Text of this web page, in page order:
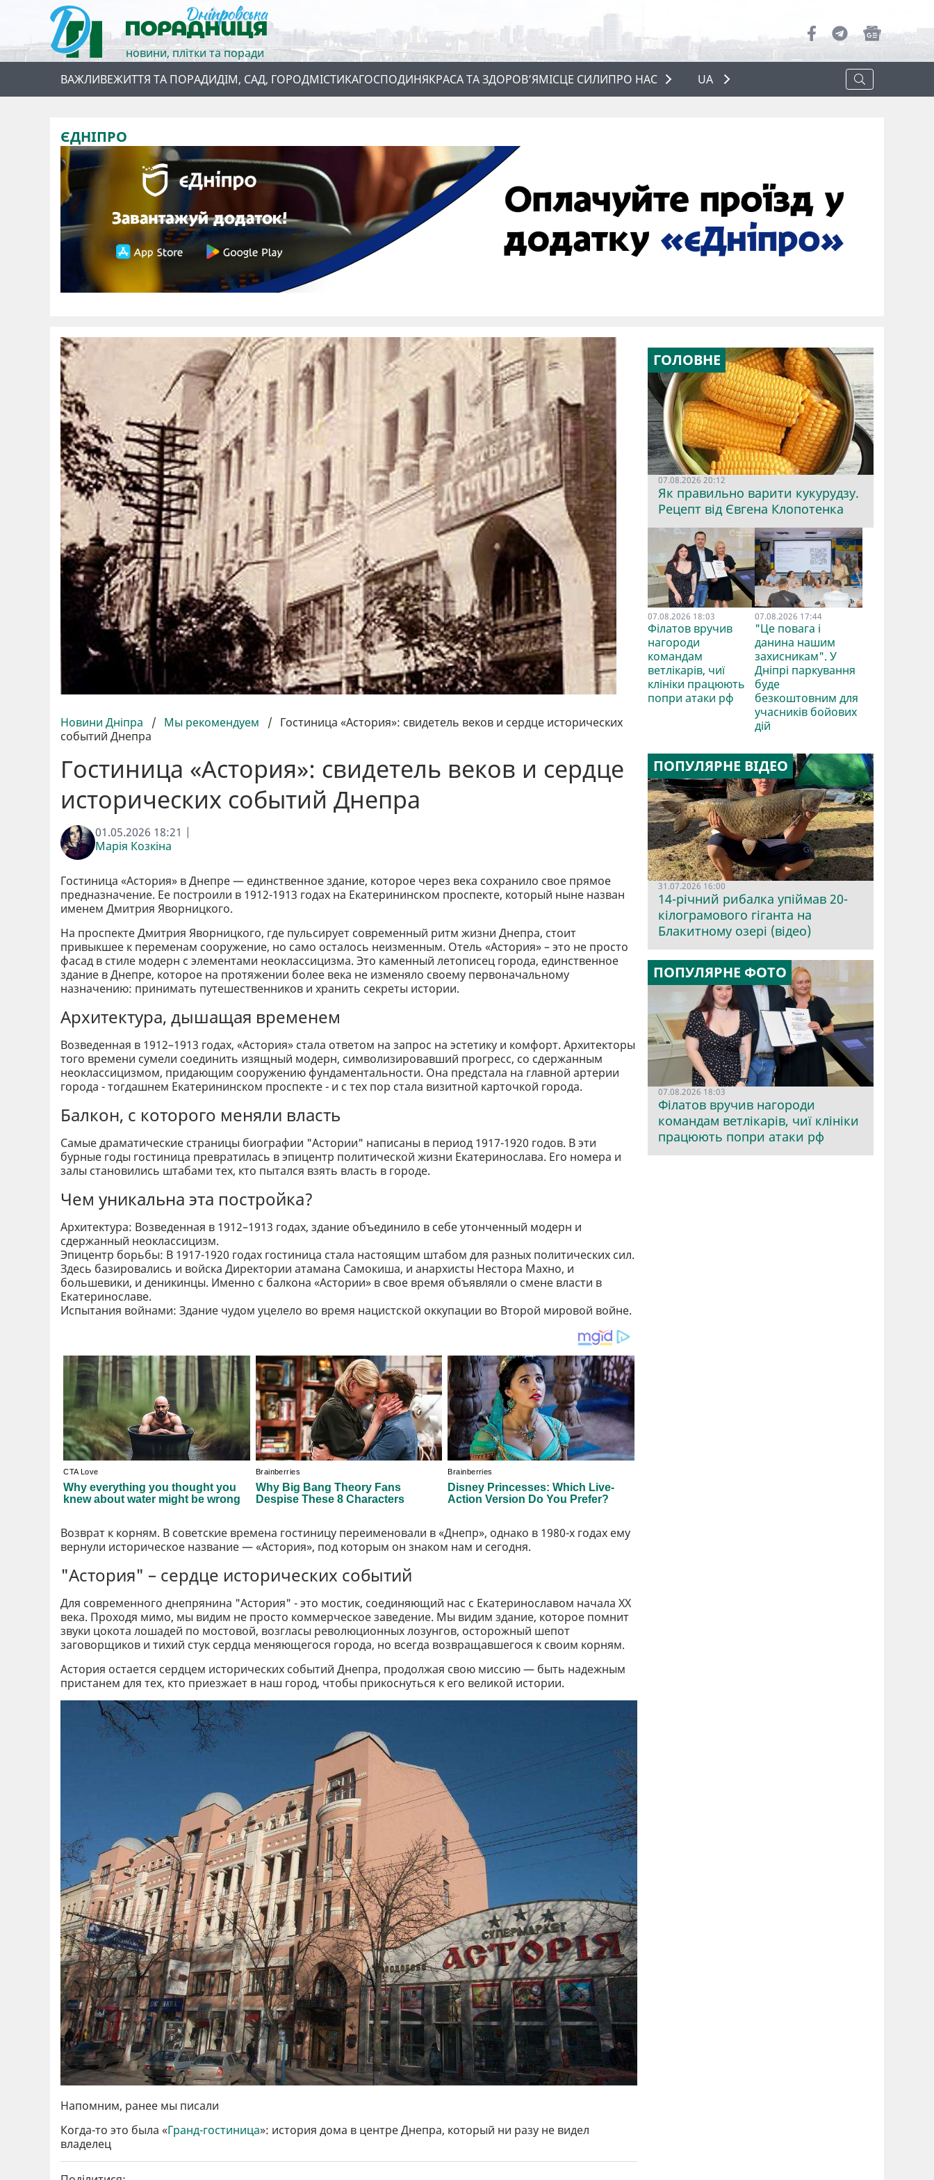
новини, плітки та поради
ВАЖЛИВЕЖИТТЯ ТА ПОРАДИДІМ, САД, ГОРОДМІСТИКАГОСПОДИНЯКРАСА ТА ЗДОРОВ’ЯМІСЦЕ СИЛИПРО НАС
UA
ЄДНІПРО
Новини Дніпра / Мы рекомендуем / Гостиница «Астория»: свидетель веков и сердце исторических
событий Днепра
Гостиница «Астория»: свидетель веков и сердце
исторических событий Днепра
01.05.2026 18:21 |
Марія Козкіна
Гостиница «Астория» в Днепре — единственное здание, которое через века сохранило свое прямое
предназначение. Ее построили в 1912-1913 годах на Екатерининском проспекте, который ныне назван
именем Дмитрия Яворницкого.
На проспекте Дмитрия Яворницкого, где пульсирует современный ритм жизни Днепра, стоит
привыкшее к переменам сооружение, но само осталось неизменным. Отель «Астория» – это не просто
фасад в стиле модерн с элементами неоклассицизма. Это каменный летописец города, единственное
здание в Днепре, которое на протяжении более века не изменяло своему первоначальному
назначению: принимать путешественников и хранить секреты истории.
Архитектура, дышащая временем
Возведенная в 1912–1913 годах, «Астория» стала ответом на запрос на эстетику и комфорт. Архитекторы
того времени сумели соединить изящный модерн, символизировавший прогресс, со сдержанным
неоклассицизмом, придающим сооружению фундаментальности. Она предстала на главной артерии
города - тогдашнем Екатерининском проспекте - и с тех пор стала визитной карточкой города.
Балкон, с которого меняли власть
Самые драматические страницы биографии "Астории" написаны в период 1917-1920 годов. В эти
бурные годы гостиница превратилась в эпицентр политической жизни Екатеринослава. Его номера и
залы становились штабами тех, кто пытался взять власть в городе.
Чем уникальна эта постройка?
Архитектура: Возведенная в 1912–1913 годах, здание объединило в себе утонченный модерн и
сдержанный неоклассицизм.
Эпицентр борьбы: В 1917-1920 годах гостиница стала настоящим штабом для разных политических сил.
Здесь базировались и войска Директории атамана Самокиша, и анархисты Нестора Махно, и
большевики, и деникинцы. Именно с балкона «Астории» в свое время объявляли о смене власти в
Екатеринославе.
Испытания войнами: Здание чудом уцелело во время нацистской оккупации во Второй мировой войне.
Возврат к корням. В советские времена гостиницу переименовали в «Днепр», однако в 1980-х годах ему
вернули историческое название — «Астория», под которым он знаком нам и сегодня.
"Астория" – сердце исторических событий
Для современного днепрянина "Астория" - это мостик, соединяющий нас с Екатеринославом начала XX
века. Проходя мимо, мы видим не просто коммерческое заведение. Мы видим здание, которое помнит
звуки цокота лошадей по мостовой, возгласы революционных лозунгов, осторожный шепот
заговорщиков и тихий стук сердца меняющегося города, но всегда возвращавшегося к своим корням.
Астория остается сердцем исторических событий Днепра, продолжая свою миссию — быть надежным
пристанем для тех, кто приезжает в наш город, чтобы прикоснуться к его великой истории.
Напомним, ранее мы писали
Когда-то это была «Гранд-гостиница»: история дома в центре Днепра, который ни разу не видел
владелец
ГОЛОВНЕ
07.08.2026 20:12
Як правильно варити кукурудзу.
Рецепт від Євгена Клопотенка
07.08.2026 18:03
Філатов вручив
нагороди
командам
ветлікарів, чиї
клініки працюють
попри атаки рф
07.08.2026 17:44
"Це повага і
данина нашим
захисникам". У
Дніпрі паркування
буде
безкоштовним для
учасників бойових
дій
ПОПУЛЯРНЕ ВІДЕО
31.07.2026 16:00
14-річний рибалка упіймав 20-
кілограмового гіганта на
Блакитному озері (відео)
ПОПУЛЯРНЕ ФОТО
07.08.2026 18:03
Філатов вручив нагороди
командам ветлікарів, чиї клініки
працюють попри атаки рф